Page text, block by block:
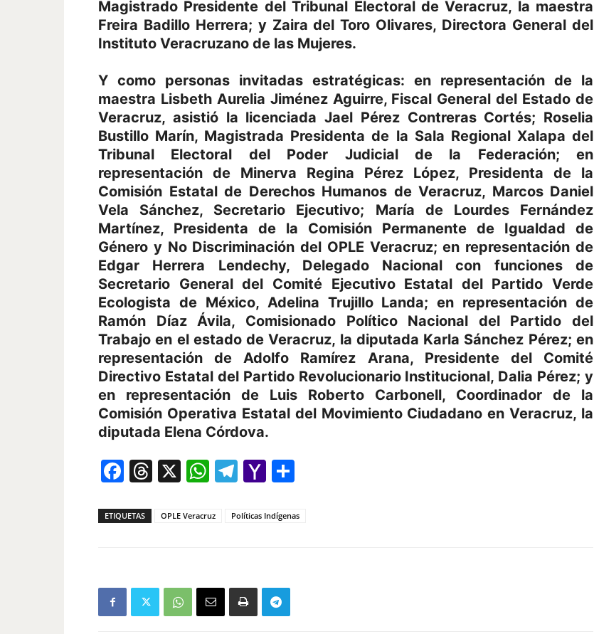
Magistrado Presidente del Tribunal Electoral de Veracruz, la maestra
Freira Badillo Herrera; y Zaira del Toro Olivares, Directora General del
Instituto Veracruzano de las Mujeres.
Y como personas invitadas estratégicas: en representación de la
maestra Lisbeth Aurelia Jiménez Aguirre, Fiscal General del Estado de
Veracruz, asistió la licenciada Jael Pérez Contreras Cortés; Roselia
Bustillo Marín, Magistrada Presidenta de la Sala Regional Xalapa del
Tribunal Electoral del Poder Judicial de la Federación; en
representación de Minerva Regina Pérez López, Presidenta de la
Comisión Estatal de Derechos Humanos de Veracruz, Marcos Daniel
Vela Sánchez, Secretario Ejecutivo; María de Lourdes Fernández
Martínez, Presidenta de la Comisión Permanente de Igualdad de
Género y No Discriminación del OPLE Veracruz; en representación de
Edgar Herrera Lendechy, Delegado Nacional con funciones de
Secretario General del Comité Ejecutivo Estatal del Partido Verde
Ecologista de México, Adelina Trujillo Landa; en representación de
Ramón Díaz Ávila, Comisionado Político Nacional del Partido del
Trabajo en el estado de Veracruz, la diputada Karla Sánchez Pérez; en
representación de Adolfo Ramírez Arana, Presidente del Comité
Directivo Estatal del Partido Revolucionario Institucional, Dalia Pérez; y
en representación de Luis Roberto Carbonell, Coordinador de la
Comisión Operativa Estatal del Movimiento Ciudadano en Veracruz, la
diputada Elena Córdova.
Facebook
Threads
X WhatsApp
Telegram
Yahoo
ETIQUETAS OPLE Veracruz Políticas Indígenas